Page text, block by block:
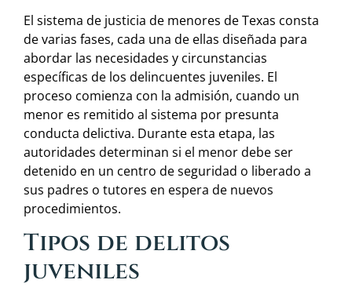
El sistema de justicia de menores de Texas consta
de varias fases, cada una de ellas diseñada para
abordar las necesidades y circunstancias
específicas de los delincuentes juveniles. El
proceso comienza con la admisión, cuando un
menor es remitido al sistema por presunta
conducta delictiva. Durante esta etapa, las
autoridades determinan si el menor debe ser
detenido en un centro de seguridad o liberado a
sus padres o tutores en espera de nuevos
procedimientos.
Tipos de delitos
juveniles